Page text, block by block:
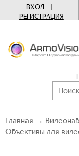
ВХОД
|
РЕГИСТРАЦИЯ
Главная →
Объективы для